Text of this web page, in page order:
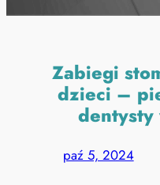
Zabiegi
dzieci –
dentysty
paź 5, 2024